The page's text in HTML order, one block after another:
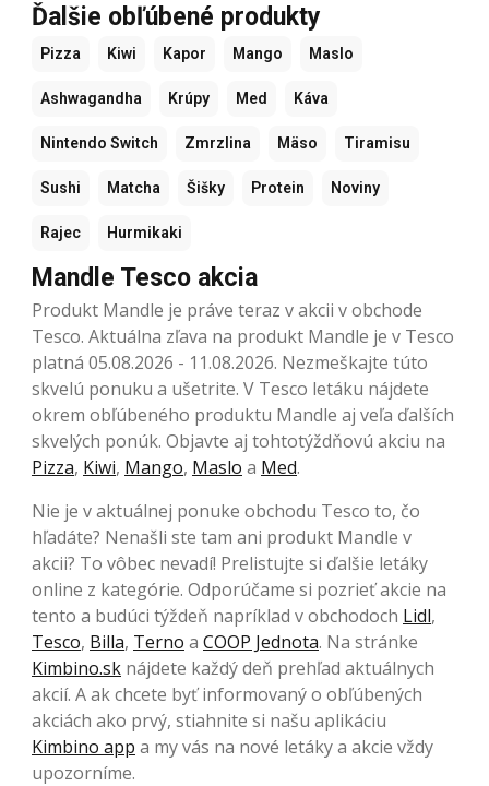
Ďalšie obľúbené produkty
Pizza Kiwi Kapor Mango Maslo
Ashwagandha Krúpy Med Káva
Nintendo Switch Zmrzlina Mäso Tiramisu
Sushi Matcha Šišky Protein Noviny
Rajec Hurmikaki
Mandle Tesco akcia
Produkt Mandle je práve teraz v akcii v obchode
Tesco. Aktuálna zľava na produkt Mandle je v Tesco
platná 05.08.2026 - 11.08.2026. Nezmeškajte túto
skvelú ponuku a ušetrite. V Tesco letáku nájdete
okrem obľúbeného produktu Mandle aj veľa ďalších
skvelých ponúk. Objavte aj tohtotýždňovú akciu na
Pizza, Kiwi, Mango, Maslo a Med.
Nie je v aktuálnej ponuke obchodu Tesco to, čo
hľadáte? Nenašli ste tam ani produkt Mandle v
akcii? To vôbec nevadí! Prelistujte si ďalšie letáky
online z kategórie. Odporúčame si pozrieť akcie na
tento a budúci týždeň napríklad v obchodoch Lidl,
Tesco, Billa, Terno a COOP Jednota. Na stránke
Kimbino.sk nájdete každý deň prehľad aktuálnych
akcií. A ak chcete byť informovaný o obľúbených
akciách ako prvý, stiahnite si našu aplikáciu
Kimbino app a my vás na nové letáky a akcie vždy
upozorníme.